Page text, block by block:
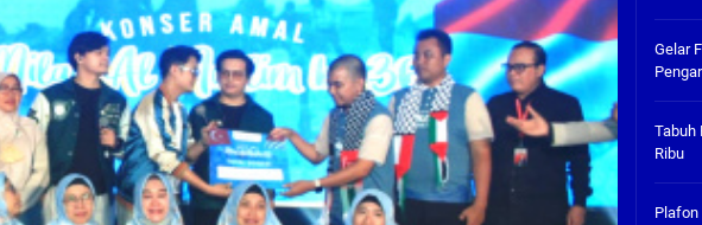
Gelar
Tabuh
Ribu
Plafon